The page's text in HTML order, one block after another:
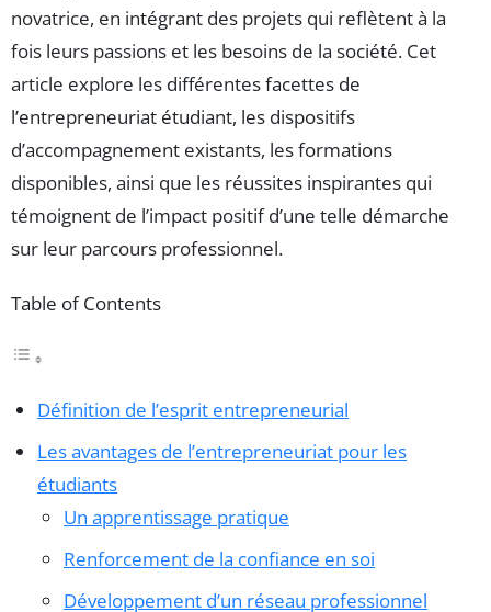
novatrice, en intégrant des projets qui reflètent à la
fois leurs passions et les besoins de la société. Cet
article explore les différentes facettes de
l’entrepreneuriat étudiant, les dispositifs
d’accompagnement existants, les formations
disponibles, ainsi que les réussites inspirantes qui
témoignent de l’impact positif d’une telle démarche
sur leur parcours professionnel.
Table of Contents
Définition de l’esprit entrepreneurial
Les avantages de l’entrepreneuriat pour les
étudiants
Un apprentissage pratique
Renforcement de la confiance en soi
Développement d’un réseau professionnel